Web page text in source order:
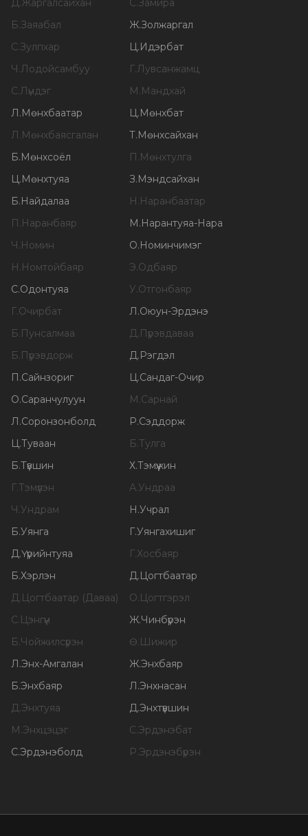
Д.Жаргалсайхан С.Замира
Б.Заяабал Ж.Золжаргал
С.Зулпхар Ц.Идэрбат
Ч.Лодойсамбуу Г.Лувсанжамц
С.Лүндэг М.Мандхай
Л.Мөнхбаатар Ц.Мөнхбат
Л.Мөнхбаясгалан Т.Мөнхсайхан
Б.Мөнхсоёл П.Мөнхтулга
Ц.Мөнхтуяа З.Мэндсайхан
Б.Найдалаа Н.Наранбаатар
П.Наранбаяр М.Нарантуяа-Нара
Ч.Номин О.Номинчимэг
Н.Номтойбаяр Э.Одбаяр
С.Одонтуяа У.Отгонбаяр
Г.Очирбат Л.Оюун-Эрдэнэ
Б.Пунсалмаа Д.Пүрэвдаваа
Б.Пүрэвдорж Д.Рэгдэл
П.Сайнзориг Ц.Сандаг-Очир
О.Саранчулуун М.Сарнай
Л.Соронзонболд Р.Сэддорж
Ц.Туваан Б.Тулга
Б.Түвшин Х.Тэмүүжин
Г.Тэмүүлэн А.Ундраа
Ч.Ундрам Н.Учрал
Б.Уянга Г.Уянгахишиг
Д.Үүрийнтуяа Г.Хосбаяр
Б.Хэрлэн Д.Цогтбаатар
Д.Цогтбаатар (Даваа) О.Цогтгэрэл
С.Цэнгүүн Ж.Чинбүрэн
Б.Чойжилсүрэн Ө.Шижир
Л.Энх-Амгалан Ж.Энхбаяр
Б.Энхбаяр Л.Энхнасан
Д.Энхтуяа Д.Энхтүвшин
М.Энхцэцэг С.Эрдэнэбат
С.Эрдэнэболд Р.Эрдэнэбүрэн